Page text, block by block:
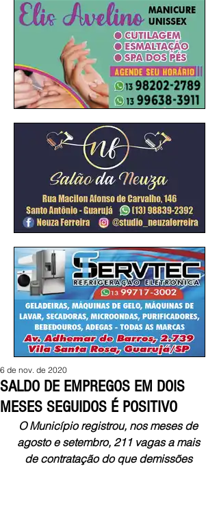
SALDO DE EMPREGOS EM DOIS
MESES SEGUIDOS É POSITIVO
6 de nov. de 2020
O Município registrou, nos meses de
agosto e setembro, 211 vagas a mais
de contratação do que demissões